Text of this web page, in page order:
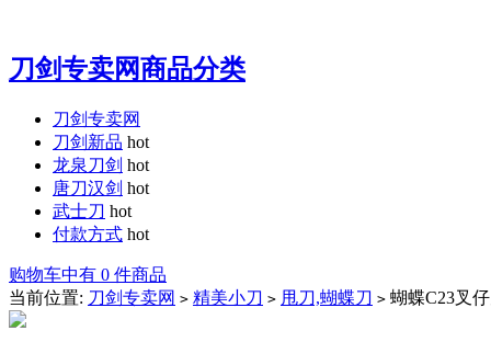
刀剑专卖网商品分类
刀剑专卖网
刀剑新品 hot
龙泉刀剑 hot
唐刀汉剑 hot
武士刀 hot
付款方式 hot
购物车中有 0 件商品
当前位置: 刀剑专卖网 > 精美小刀 > 甩刀,蝴蝶刀 > 蝴蝶C23叉